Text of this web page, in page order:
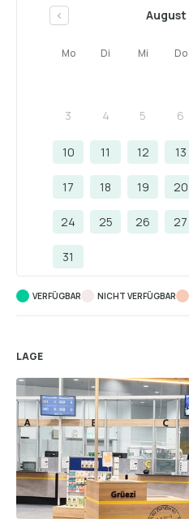
< August
Mo Di Mi Do
3 4 5 6
10 11 12 13
17 18 19 20
24 25 26 27
31
VERFÜGBAR NICHT VERFÜGBAR
LAGE